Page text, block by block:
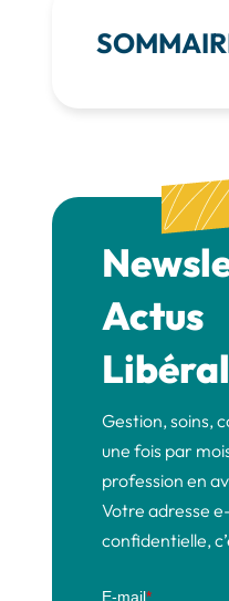
Actus
Gestion, soins,
une fois par
profession en
Votre adresse
confidentielle,